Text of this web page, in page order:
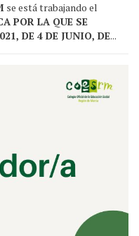
se está trabajando el
POR LA QUE SE
DE 4 DE JUNIO, DE...